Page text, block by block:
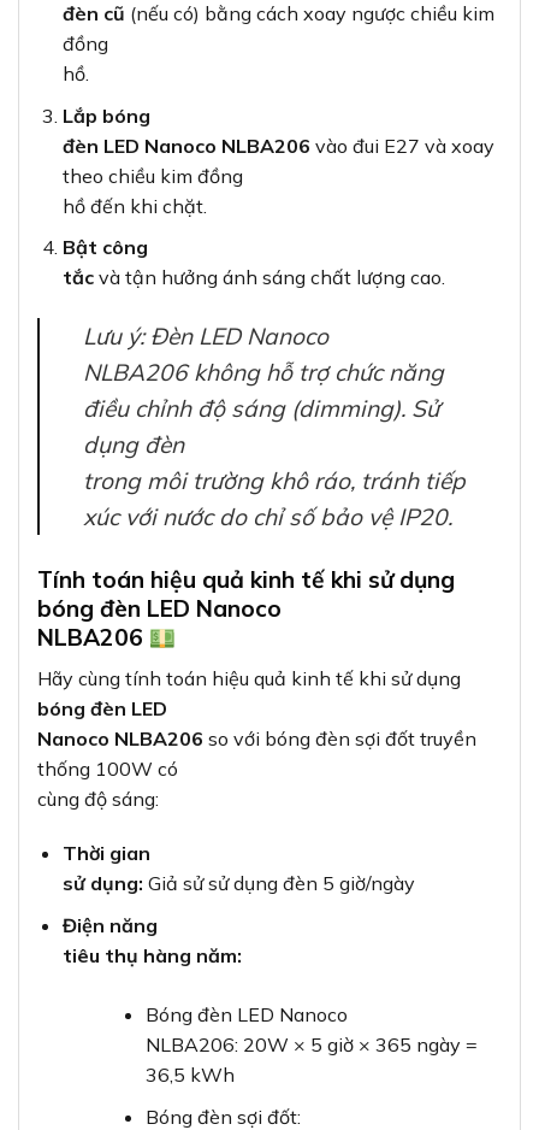
đèn cũ (nếu có) bằng cách xoay ngược chiều kim
đồng
hồ.
Lắp bóng
đèn LED Nanoco NLBA206 vào đui E27 và xoay
theo chiều kim đồng
hồ đến khi chặt.
Bật công
tắcvà tận hưởng ánh sáng chất lượng cao.
Lưu ý: Đèn LED Nanoco
NLBA206 không hỗ trợ chức năng
điều chỉnh độ sáng (dimming). Sử
dụng đèn
trong môi trường khô ráo, tránh tiếp
xúc với nước do chỉ số bảo vệ IP20.
Tính toán hiệu quả kinh tế khi sử dụng
bóng đèn LED Nanoco
NLBA206
Hãy cùng tính toán hiệu quả kinh tế khi sử dụng
bóng đèn LED
Nanoco NLBA206 so với bóng đèn sợi đốt truyền
thống 100W có
cùng độ sáng:
Thời gian
sử dụng: Giả sử sử dụng đèn 5 giờ/ngày
Điện năng
tiêu thụ hàng năm:
Bóng đèn LED Nanoco
NLBA206: 20W × 5 giờ × 365 ngày =
36,5 kWh
Bóng đèn sợi đốt: